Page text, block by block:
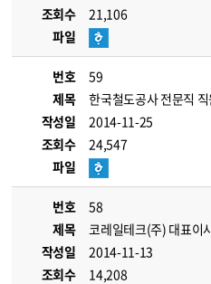
조회수
21,106
파일
번호
59
제목
한국철도공사 전문직
작성일
2014-11-25
조회수
24,547
파일
번호
58
제목
코레일테크(주) 대표이
작성일
2014-11-13
조회수
14,208